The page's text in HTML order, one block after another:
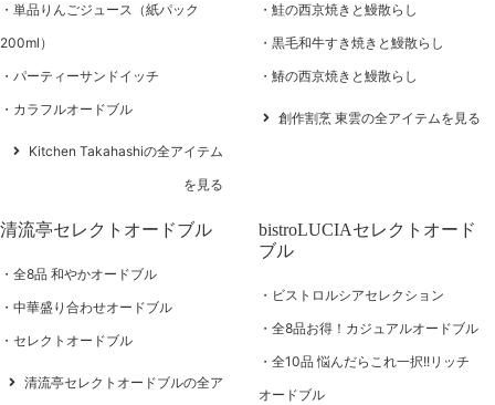
単品りんごジュース（紙パック
200ml）
パーティーサンドイッチ
カラフルオードブル
Kitchen Takahashiの全アイテム
を見る
鮭の西京焼きと鰻散らし
黒毛和牛すき焼きと鰻散らし
鰆の西京焼きと鰻散らし
創作割烹 東雲の全アイテムを見る
清流亭セレクトオードブル
全8品 和やかオードブル
中華盛り合わせオードブル
セレクトオードブル
清流亭セレクトオードブルの全ア
bistroLUCIAセレクトオード
ブル
ビストロルシアセレクション
全8品お得！カジュアルオードブル
全10品 悩んだらこれ一択!!リッチ
オードブル